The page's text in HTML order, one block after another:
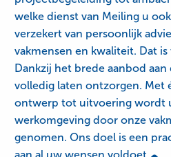
welke dienst van Meiling u
verzekert van persoonlijk
vakmensen en kwaliteit. Dat
Dankzij het brede aanbod
volledig laten ontzorgen. Met
ontwerp tot uitvoering wordt
werkomgeving door onze
genomen. Ons doel is een